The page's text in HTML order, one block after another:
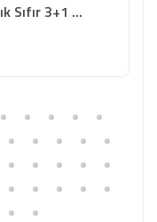
Sıfır 3+1 ...